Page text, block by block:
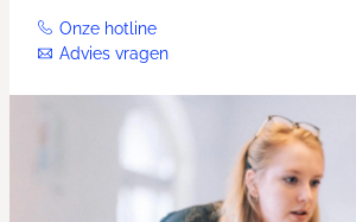
Onze hotline
Advies vragen